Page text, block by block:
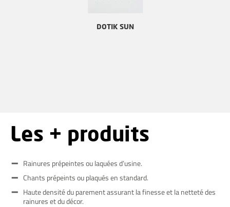
DOTIK SUN
Les + produits
Rainures prépeintes ou laquées d’usine.
Chants prépeints ou plaqués en standard.
Haute densité du parement assurant la finesse et la netteté des
rainures et du décor.